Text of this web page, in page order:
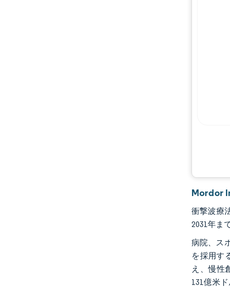
Mordor
衝撃波療
2031年ま
病院、ス
を採用す
え、慢性
131億米